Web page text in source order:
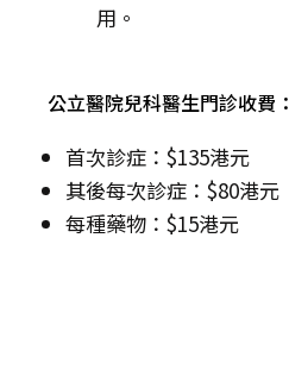
用。
公立醫院兒科醫生門診收費：
首次診症：$135港元
其後每次診症：$80港元
每種藥物：$15港元